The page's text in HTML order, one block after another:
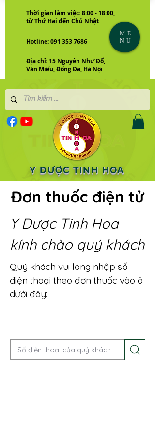
Thời gian làm việc: 8:00 - 18:00,
từ Thứ Hai đến Chủ Nhật
Hotline: 091 353 7686
Địa chỉ: 15 Nguyễn Như Đổ,
Văn Miếu, Đống Đa, Hà Nội
Y DƯỢC TINH HOA
ME
NU
Đơn thuốc điện tử
Y Dược Tinh Hoa
kính chào quý khách
Quý khách vui lòng nhập số
điện thoại theo đơn thuốc vào ô
dưới đây: